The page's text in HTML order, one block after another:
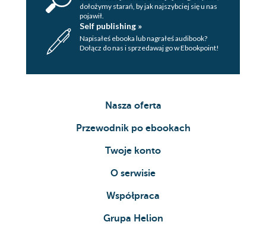
dołożymy starań, by jak najszybciej się u nas
pojawił.
Self publishing »
Napisałeś ebooka lub nagrałeś audibook?
Dołącz do nas i sprzedawaj go w Ebookpoint!
Nasza oferta
Przewodnik po ebookach
Twoje konto
O serwisie
Współpraca
Grupa Helion